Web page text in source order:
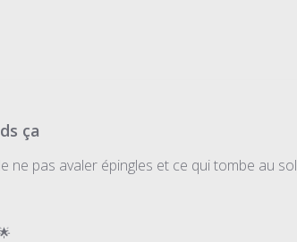
ça
ne pas avaler épingles et ce qui tombe au